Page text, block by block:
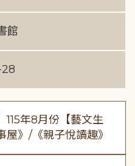
館
115年8月份【藝文生
屋》/《親子悅讀趣》